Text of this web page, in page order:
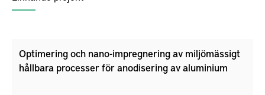
Optimering och nano-impregnering av miljömässigt
hållbara processer för anodisering av aluminium